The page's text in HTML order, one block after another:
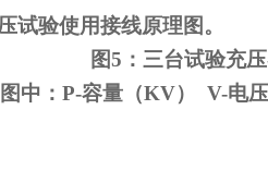
试验使用接线原理图。
图5：三台试验充
图中：P-容量（KV） V-电